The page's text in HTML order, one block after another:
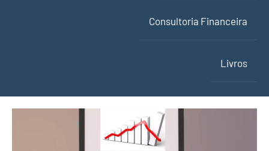
Consultoria Financeira
Livros